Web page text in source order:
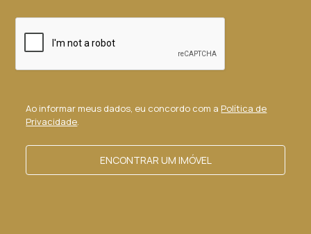
Ao informar meus dados, eu concordo com a Política de
Privacidade.
ENCONTRAR UM IMÓVEL